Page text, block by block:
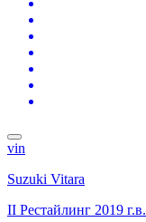
vin
Suzuki Vitara
II Рестайлинг 2019 г.в.